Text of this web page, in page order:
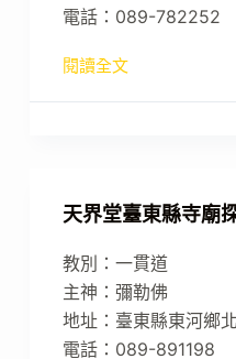
電話：089-782252
閱讀全文
天界堂臺東縣寺廟
教別：一貫道
主神：彌勒佛
地址：臺東縣東河鄉
電話：089-891198